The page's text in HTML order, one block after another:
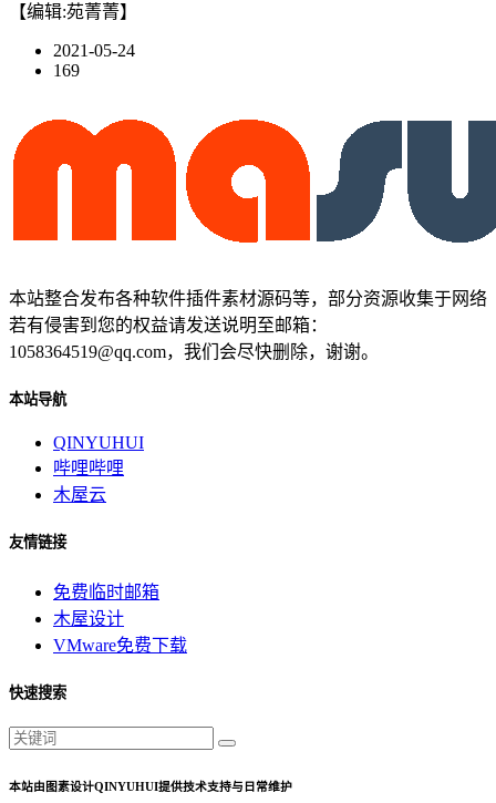
【编辑:苑菁菁】
2021-05-24
169
本站整合发布各种软件插件素材源码等，部分资源收集于网络
若有侵害到您的权益请发送说明至邮箱：
1058364519@qq.com，我们会尽快删除，谢谢。
本站导航
QINYUHUI
哔哩哔哩
木屋云
友情链接
免费临时邮箱
木屋设计
VMware免费下载
快速搜索
本站由图素设计QINYUHUI提供技术支持与日常维护